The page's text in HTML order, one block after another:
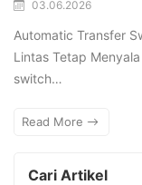
03.06.2026
Automatic Transfer
Lintas Tetap
switch…
Read More
Cari Artikel